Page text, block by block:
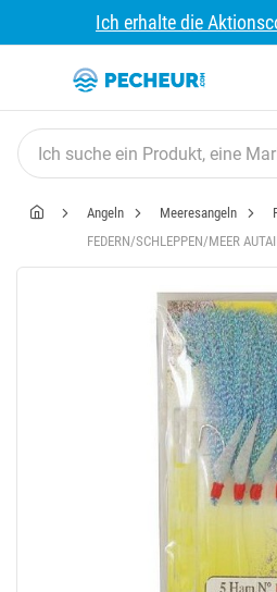
Ich erhalte die
Angeln Meeresangeln
FEDERN/SCHLEPPEN/MEER